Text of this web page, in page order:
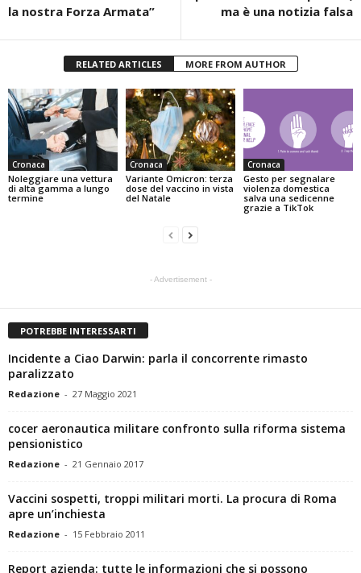
la nostra Forza Armata”
ma è una notizia falsa
RELATED ARTICLES MORE FROM AUTHOR
Cronaca
Noleggiare una vettura
di alta gamma a lungo
termine
Cronaca
Variante Omicron: terza
dose del vaccino in vista
del Natale
Cronaca
Gesto per segnalare
violenza domestica
salva una sedicenne
grazie a TikTok
- Advertisement -
POTREBBE INTERESSARTI
Incidente a Ciao Darwin: parla il concorrente rimasto
paralizzato
Redazione - 27 Maggio 2021
cocer aeronautica militare confronto sulla riforma sistema
pensionistico
Redazione - 21 Gennaio 2017
Vaccini sospetti, troppi militari morti. La procura di Roma
apre un’inchiesta
Redazione - 15 Febbraio 2011
Report azienda: tutte le informazioni che si possono